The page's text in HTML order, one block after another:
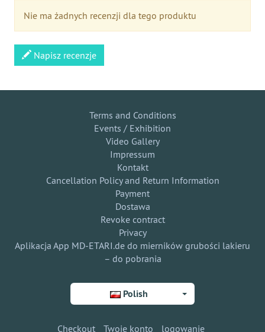
Nie ma żadnych recenzji dla tego produktu
Napisz recenzje
Terms and Conditions
Events / Exhibition
Video Gallery
Impressum
Kontakt
Cancellation Policy and Return Information
Payment
Dostawa
Revoke contract
Privacy
Aplikacja App MD-ETARI.de do mierników grubości lakieru
– do pobrania
Polish
Checkout Twoje konto logowanie